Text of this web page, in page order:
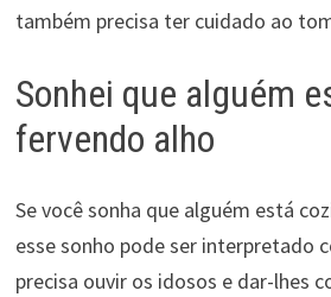
também precisa ter cuidado ao
Sonhei que alguém
fervendo alho
Se você sonha que alguém está
esse sonho pode ser interpretado
precisa ouvir os idosos e dar-lhes